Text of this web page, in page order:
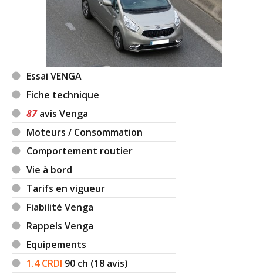
Essai VENGA
Fiche technique
87avis Venga
Moteurs / Consommation
Comportement routier
Vie à bord
Tarifs en vigueur
Fiabilité Venga
Rappels Venga
Equipements
1.4 CRDI 90 ch (18 avis)